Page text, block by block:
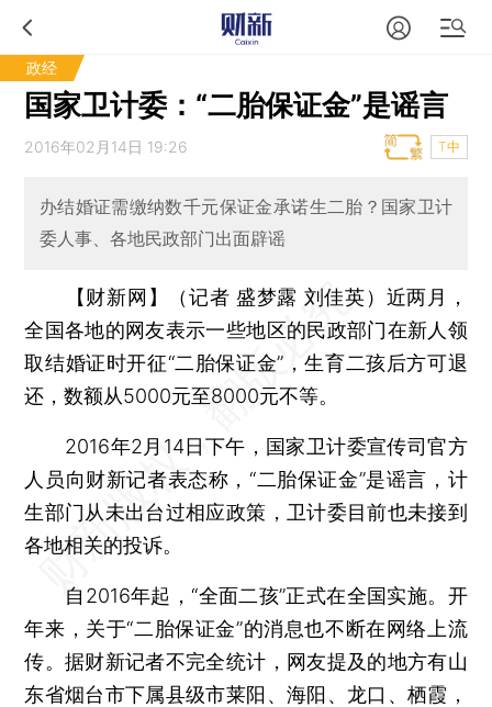
政经
国家卫计委：“二胎保证金”是谣言
2016年02月14日 19:26 T中
办结婚证需缴纳数千元保证金承诺生二胎？国家卫计
委人事、各地民政部门出面辟谣
【财新网】（记者 盛梦露 刘佳英） 近两月，
全国各地的网友表示一些地区的民政部门在新人领
取结婚证时开征“二胎保证金”，生育二孩后方可退
还，数额从5000元至8000元不等。
2016年2月14日下午，国家卫计委宣传司官方
人员向财新记者表态称，“二胎保证金”是谣言，计
生部门从未出台过相应政策，卫计委目前也未接到
各地相关的投诉。
自2016年起，“全面二孩”正式在全国实施。开
年来，关于“二胎保证金”的消息也不断在网络上流
传。据财新记者不完全统计，网友提及的地方有山
东省烟台市下属县级市莱阳、海阳、龙口、栖霞，